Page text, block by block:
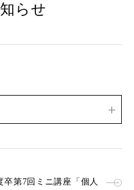
第7回ミニ講座「個人
らせ